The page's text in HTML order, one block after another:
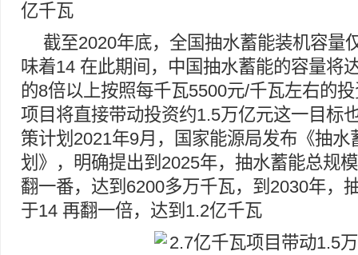
亿千瓦
截至2020年底，全国抽水蓄能装机容量
味着14 在此期间，中国抽水蓄能的容量将
的8倍以上按照每千瓦5500元/千瓦左右的
项目将直接带动投资约1.5万亿元这一目标
策计划2021年9月，国家能源局发布《抽水
划》，明确提出到2025年，抽水蓄能总规
翻一番，达到6200多万千瓦，到2030年，
于14 再翻一倍，达到1.2亿千瓦